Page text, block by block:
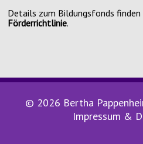
Details zum Bildungsfonds finden
Förderrichtlinie.
© 2026 Bertha
Impressum &